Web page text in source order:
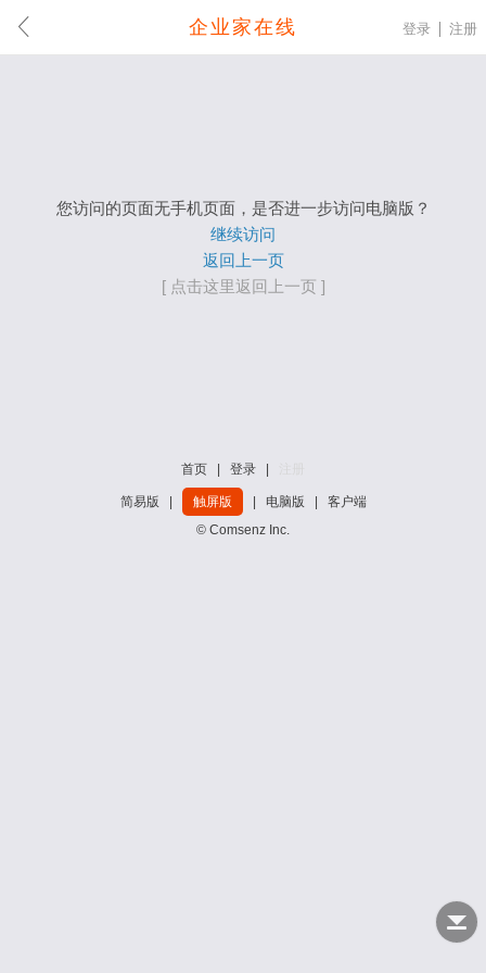
企业家在线 登录 注册
您访问的页面无手机页面，是否进一步访问电脑版？
继续访问
返回上一页
[ 点击这里返回上一页 ]
首页 登录
简易版 触屏版 电脑版
客户端
© Comsenz Inc.